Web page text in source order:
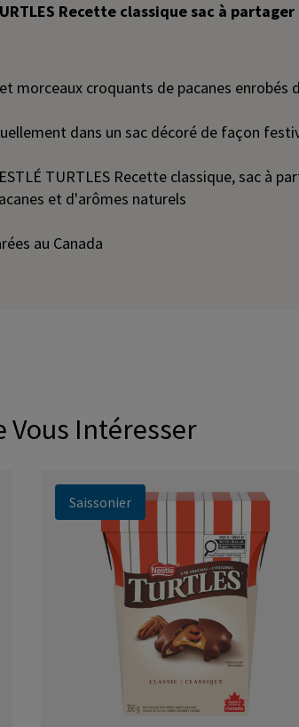
Recette classique sac à partager
morceaux croquants de pacanes enrobés
dans un sac décoré de façon
TURTLES Recette classique, sac à
et d'arômes naturels
au Canada
Vous Intéresser
Saissonier